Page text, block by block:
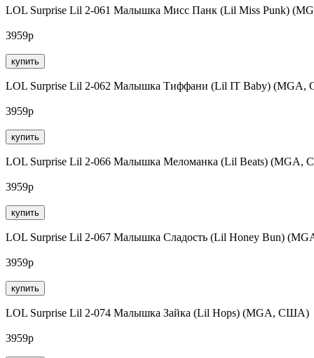
LOL Surprise Lil 2-061 Малышка Мисс Панк (Lil Miss Punk)
3959р
купить
LOL Surprise Lil 2-062 Малышка Тиффани (Lil IT Baby)
3959р
купить
LOL Surprise Lil 2-066 Малышка Меломанка (Lil Beats) (MGA,
3959р
купить
LOL Surprise Lil 2-067 Малышка Сладость (Lil Honey Bun)
3959р
купить
LOL Surprise Lil 2-074 Малышка Зайка (Lil Hops) (MGA, США)
3959р